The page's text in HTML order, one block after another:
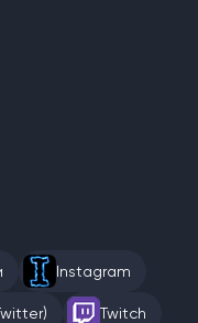
Instagram
Twitch